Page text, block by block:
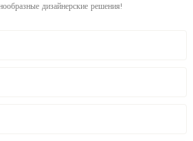
дизайнерские решения!